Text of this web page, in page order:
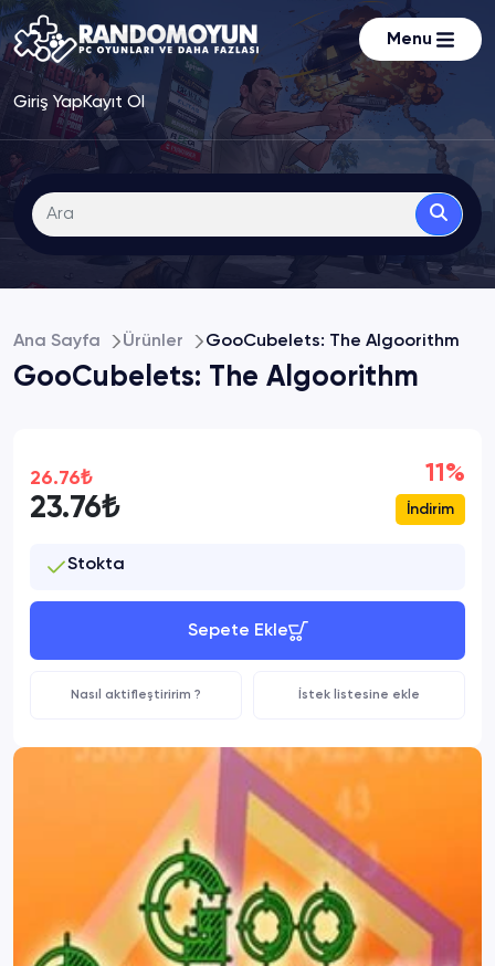
Menu
Giriş YapKayıt Ol
Ana Sayfa Ürünler GooCubelets: The Algoorithm
GooCubelets: The Algoorithm
26.76₺
23.76₺
11%
İndirim
Stokta
Sepete Ekle
Nasıl aktifleştiririm ? İstek listesine ekle